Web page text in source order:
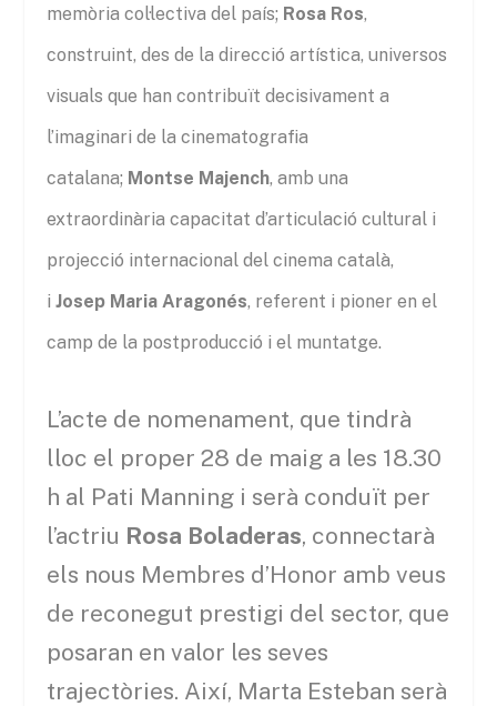
memòria col·lectiva del país; Rosa Ros,
construint, des de la direcció artística, universos
visuals que han contribuït decisivament a
l’imaginari de la cinematografia
catalana; Montse Majench, amb una
extraordinària capacitat d’articulació cultural i
projecció internacional del cinema català,
iJosep Maria Aragonés, referent i pioner en el
camp de la postproducció i el muntatge.
L’acte de nomenament, que tindrà
lloc el proper 28 de maig a les 18.30
h al Pati Manning i serà conduït per
l’actriu Rosa Boladeras, connectarà
els nous Membres d’Honor amb veus
de reconegut prestigi del sector, que
posaran en valor les seves
trajectòries. Així, Marta Esteban serà